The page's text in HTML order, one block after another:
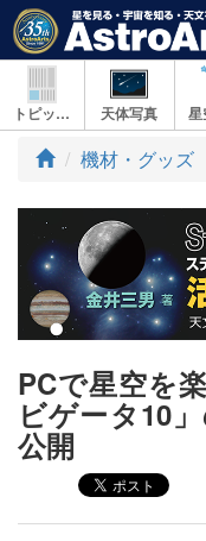
トピックス 天体写真
ト
プ
機材・グッズ
PCで星空を
ビゲータ10
公開